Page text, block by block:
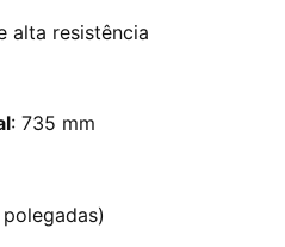
alta resistência
: 735 mm